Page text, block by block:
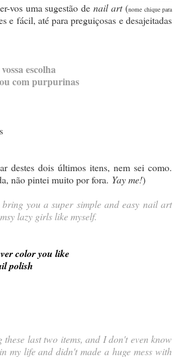
vos uma sugestão denail art(nome chique para
e fácil, até para preguiçosas e desajeitadas
escolha
com purpurinas
destes dois últimos itens, nem sei como.
não pintei muito por fora. Yay me!)
you a super simple and easy nail art
lazy girls like myself.
color you like
polish
last two items, and I don't even know
my life and didn't made a huge mess with